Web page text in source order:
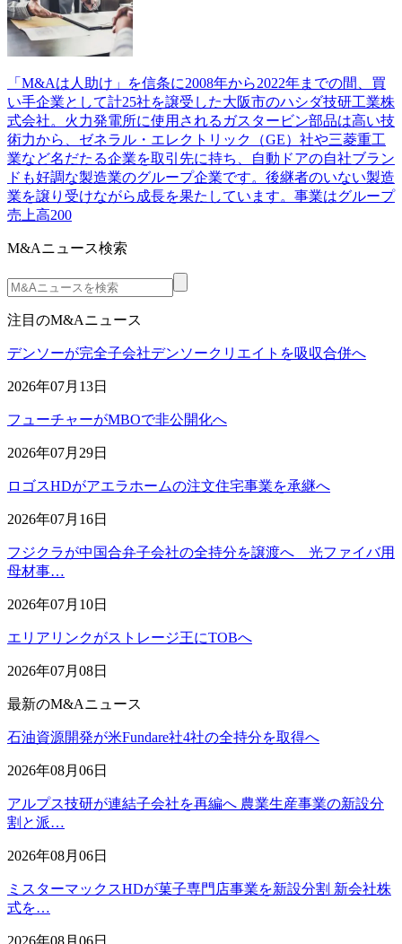
「M&Aは人助け」を信条に2008年から2022年までの間、買
い手企業として計25社を譲受した大阪市のハシダ技研工業株
式会社。火力発電所に使用されるガスタービン部品は高い技
術力から、ゼネラル・エレクトリック（GE）社や三菱重工
業など名だたる企業を取引先に持ち、自動ドアの自社ブラン
ドも好調な製造業のグループ企業です。後継者のいない製造
業を譲り受けながら成長を果たしています。事業はグループ
売上高200
M&Aニュース検索
注目のM&Aニュース
デンソーが完全子会社デンソークリエイトを吸収合併へ
2026年07月13日
フューチャーがMBOで非公開化へ
2026年07月29日
ロゴスHDがアエラホームの注文住宅事業を承継へ
2026年07月16日
フジクラが中国合弁子会社の全持分を譲渡へ 光ファイバ用
母材事…
2026年07月10日
エリアリンクがストレージ王にTOBへ
2026年07月08日
最新のM&Aニュース
石油資源開発が米Fundare社4社の全持分を取得へ
2026年08月06日
アルプス技研が連結子会社を再編へ 農業生産事業の新設分
割と派…
2026年08月06日
ミスターマックスHDが菓子専門店事業を新設分割 新会社株
式を…
2026年08月06日